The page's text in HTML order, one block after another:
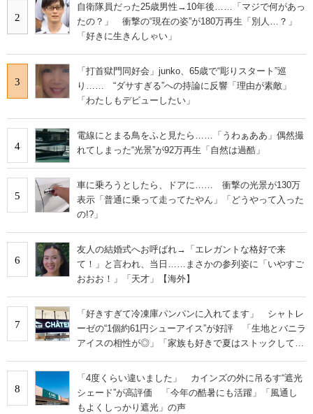
2
自衛隊員だった25歳男性→10年後……「マジで何があっ
たの？」 衝撃の“現在の姿”が180万再生「別人…？」
「好きに生きんしゃい」
3
「打首獄門同好会」junko、65歳で“彫りスタート”巡
り…… “ダサすぎる”への持論に反響「理由が素敵」
「わたしもデビューしたい」
4
電線にとまる鳥をふと見たら……「うわぁああ」偶然撮
れてしまった“光景”が92万再生「自然は過酷」
5
車に乗ろうとしたら、ドアに…… 衝撃の光景が130万
表示「普通に乗って走ってたやん」「どうやって入った
の!?」
6
友人の結婚式へお呼ばれ→「エレガントな格好で来
て！」と言われ、当日……まさかの参列姿に「いやすご
おおお！」「天才」【海外】
7
「好きすぎて冷凍庫パンパンに入れてます」 シャトレ
ーゼの“1個約61円シューアイス”が好評 「生地とバニラ
アイスの相性が◎」「家族も好きで夏はストックして
8
「4度くらい違いました」 カインズの外に吊るす“遮光
シェード”が高評価 「今年の酷暑にも活躍」「風通し
もよくしっかり遮光」の声